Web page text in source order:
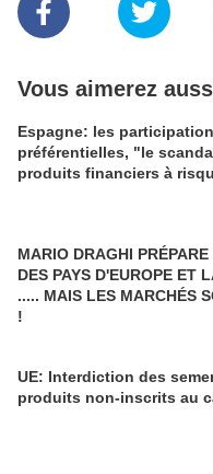
Vous aimerez
Espagne: les
préférentielles, "le
produits financiers à
MARIO DRAGHI
DES PAYS D'EUROPE ET
..... MAIS LES MARCHÉS
!
UE: Interdiction des
produits non-inscrits au